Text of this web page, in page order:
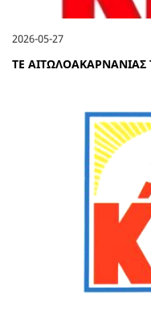
2026-05-27
ΤΕ ΑΙΤΩΛΟΑΚΑΡΝΑΝΙΑΣ